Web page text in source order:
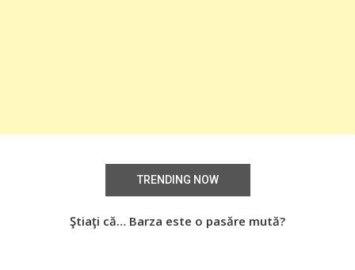
TRENDING NOW
Ştiaţi că… Barza este o pasăre mută?